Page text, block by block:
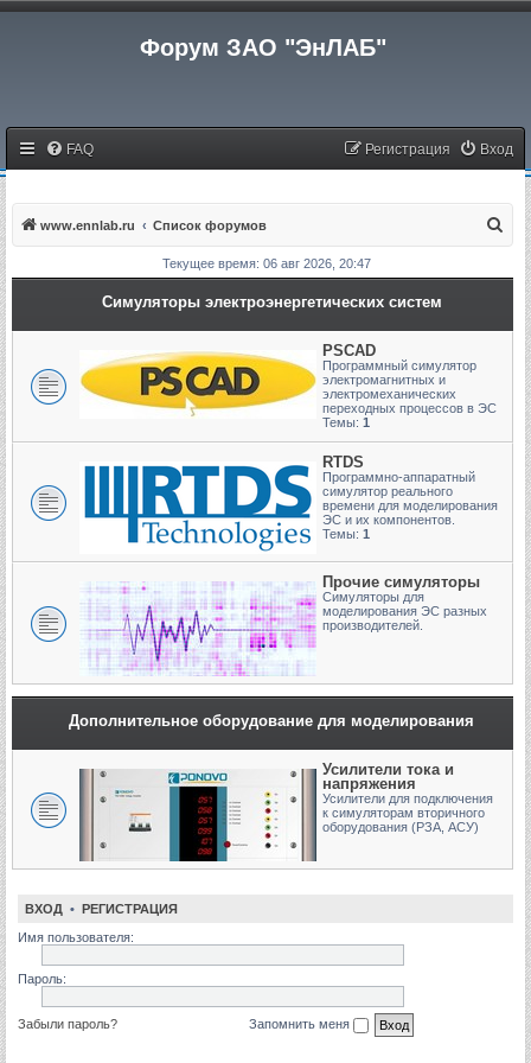
Форум ЗАО "ЭнЛАБ"
FAQ Вход
Регистрация
www.ennlab.ru Список форумов
и
Текущее время: 06 авг 2026, 20:47
Симуляторы электроэнергетических систем
PSCAD
Программный симулятор
электромагнитных и
электромеханических
переходных процессов в ЭС
Темы: 1
RTDS
Программно-аппаратный
симулятор реального
времени для моделирования
ЭС и их компонентов.
Темы: 1
Прочие симуляторы
Симуляторы для
моделирования ЭС разных
производителей.
Дополнительное оборудование для моделирования
Усилители тока и
напряжения
Усилители для подключения
к симуляторам вторичного
оборудования (РЗА, АСУ)
ВХОД • РЕГИСТРАЦИЯ
Имя пользователя:
Пароль:
Забыли пароль? Запомнить меня